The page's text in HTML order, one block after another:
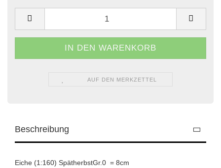
AUF DEN MERKZETTEL
Beschreibung
Eiche (1:160) SpätherbstGr.0 = 8cm